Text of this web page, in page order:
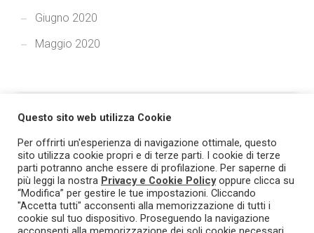
Giugno 2020
Maggio 2020
© 2021 TRASPARE - Tutti i diritti riservati. Prodotto e marchio
registrato L&G Solution - PI/CF 03393760719.Privacy & Cookie
Policy .
Questo sito web utilizza Cookie
Per offrirti un'esperienza di navigazione ottimale, questo
sito utilizza cookie propri e di terze parti. I cookie di terze
parti potranno anche essere di profilazione. Per saperne di
più leggi la nostra Privacy e Cookie Policyoppure clicca su
“Modifica” per gestire le tue impostazioni. Cliccando
"Accetta tutti" acconsenti alla memorizzazione di tutti i
cookie sul tuo dispositivo. Proseguendo la navigazione